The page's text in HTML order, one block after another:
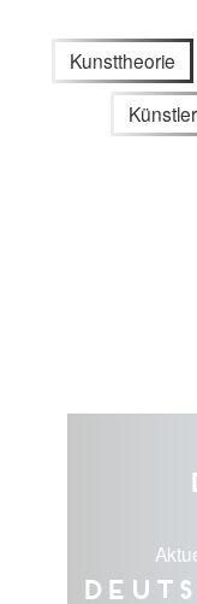
Kunsttheorie